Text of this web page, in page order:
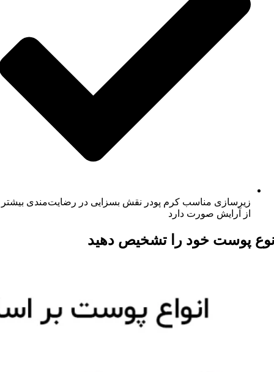
زیرسازی مناسب کرم پودر نقش بسزایی در رضایت‌مندی بیشتر
از آرایش صورت دارد
پوست خود را تشخیص دهید